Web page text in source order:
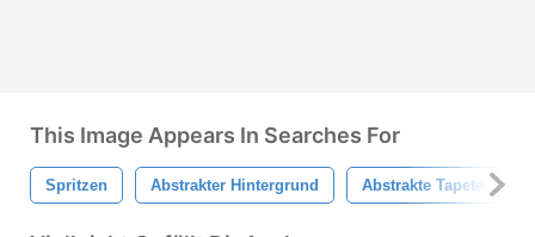
This Image Appears In Searches For
Spritzen Abstrakter Hintergrund Abstrakte Tapete